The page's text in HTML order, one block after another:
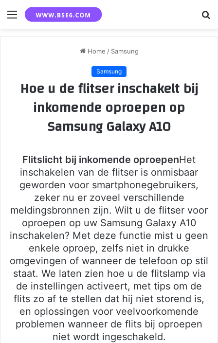
Menu
Home / Samsung
Samsung
Hoe u de flitser inschakelt bij
inkomende oproepen op
Samsung Galaxy A10
Flitslicht bij inkomende oproepenHet
inschakelen van de flitser is onmisbaar
geworden voor smartphonegebruikers,
zeker nu er zoveel verschillende
meldingsbronnen zijn. Wilt u de flitser voor
oproepen op uw Samsung Galaxy A10
inschakelen? Met deze functie mist u geen
enkele oproep, zelfs niet in drukke
omgevingen of wanneer de telefoon op stil
staat. We laten zien hoe u de flitslamp via
de instellingen activeert, met tips om de
flits zo af te stellen dat hij niet storend is,
en oplossingen voor veelvoorkomende
problemen wanneer de flits bij oproepen
niet wordt ingeschakeld.